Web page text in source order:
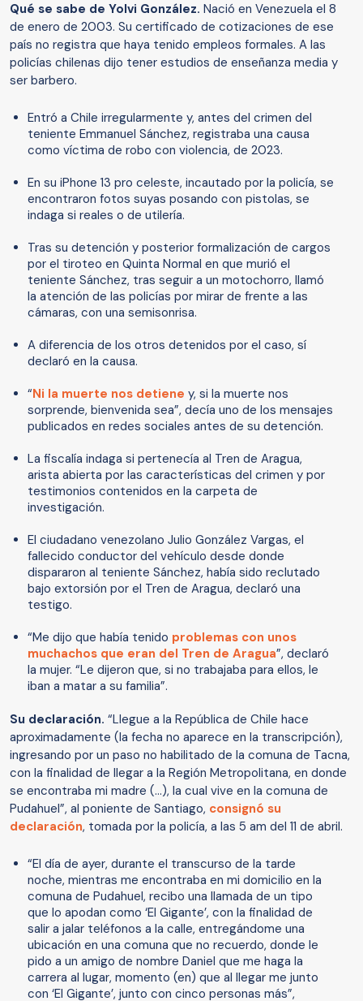
Qué se sabe de Yolvi González. Nació en Venezuela el 8
de enero de 2003. Su certificado de cotizaciones de ese
país no registra que haya tenido empleos formales. A las
policías chilenas dijo tener estudios de enseñanza media y
ser barbero.
Entró a Chile irregularmente y, antes del crimen del
teniente Emmanuel Sánchez, registraba una causa
como víctima de robo con violencia, de 2023.
En su iPhone 13 pro celeste, incautado por la policía, se
encontraron fotos suyas posando con pistolas, se
indaga si reales o de utilería.
Tras su detención y posterior formalización de cargos
por el tiroteo en Quinta Normal en que murió el
teniente Sánchez, tras seguir a un motochorro, llamó
la atención de las policías por mirar de frente a las
cámaras, con una semisonrisa.
A diferencia de los otros detenidos por el caso, sí
declaró en la causa.
“Ni la muerte nos detiene y, si la muerte nos
sorprende, bienvenida sea”, decía uno de los mensajes
publicados en redes sociales antes de su detención.
La fiscalía indaga si pertenecía al Tren de Aragua,
arista abierta por las características del crimen y por
testimonios contenidos en la carpeta de
investigación.
El ciudadano venezolano Julio González Vargas, el
fallecido conductor del vehículo desde donde
dispararon al teniente Sánchez, había sido reclutado
bajo extorsión por el Tren de Aragua, declaró una
testigo.
“Me dijo que había tenido problemas con unos
muchachos que eran del Tren de Aragua”, declaró
la mujer. “Le dijeron que, si no trabajaba para ellos, le
iban a matar a su familia”.
Su declaración. “Llegue a la República de Chile hace
aproximadamente (la fecha no aparece en la transcripción),
ingresando por un paso no habilitado de la comuna de Tacna,
con la finalidad de llegar a la Región Metropolitana, en donde
se encontraba mi madre (…), la cual vive en la comuna de
Pudahuel”, al poniente de Santiago, consignó su
declaración, tomada por la policía, a las 5 am del 11 de abril.
“El día de ayer, durante el transcurso de la tarde
noche, mientras me encontraba en mi domicilio en la
comuna de Pudahuel, recibo una llamada de un tipo
que lo apodan como ‘El Gigante’, con la finalidad de
salir a jalar teléfonos a la calle, entregándome una
ubicación en una comuna que no recuerdo, donde le
pido a un amigo de nombre Daniel que me haga la
carrera al lugar, momento (en) que al llegar me junto
con ‘El Gigante’, junto con cinco personas más”,